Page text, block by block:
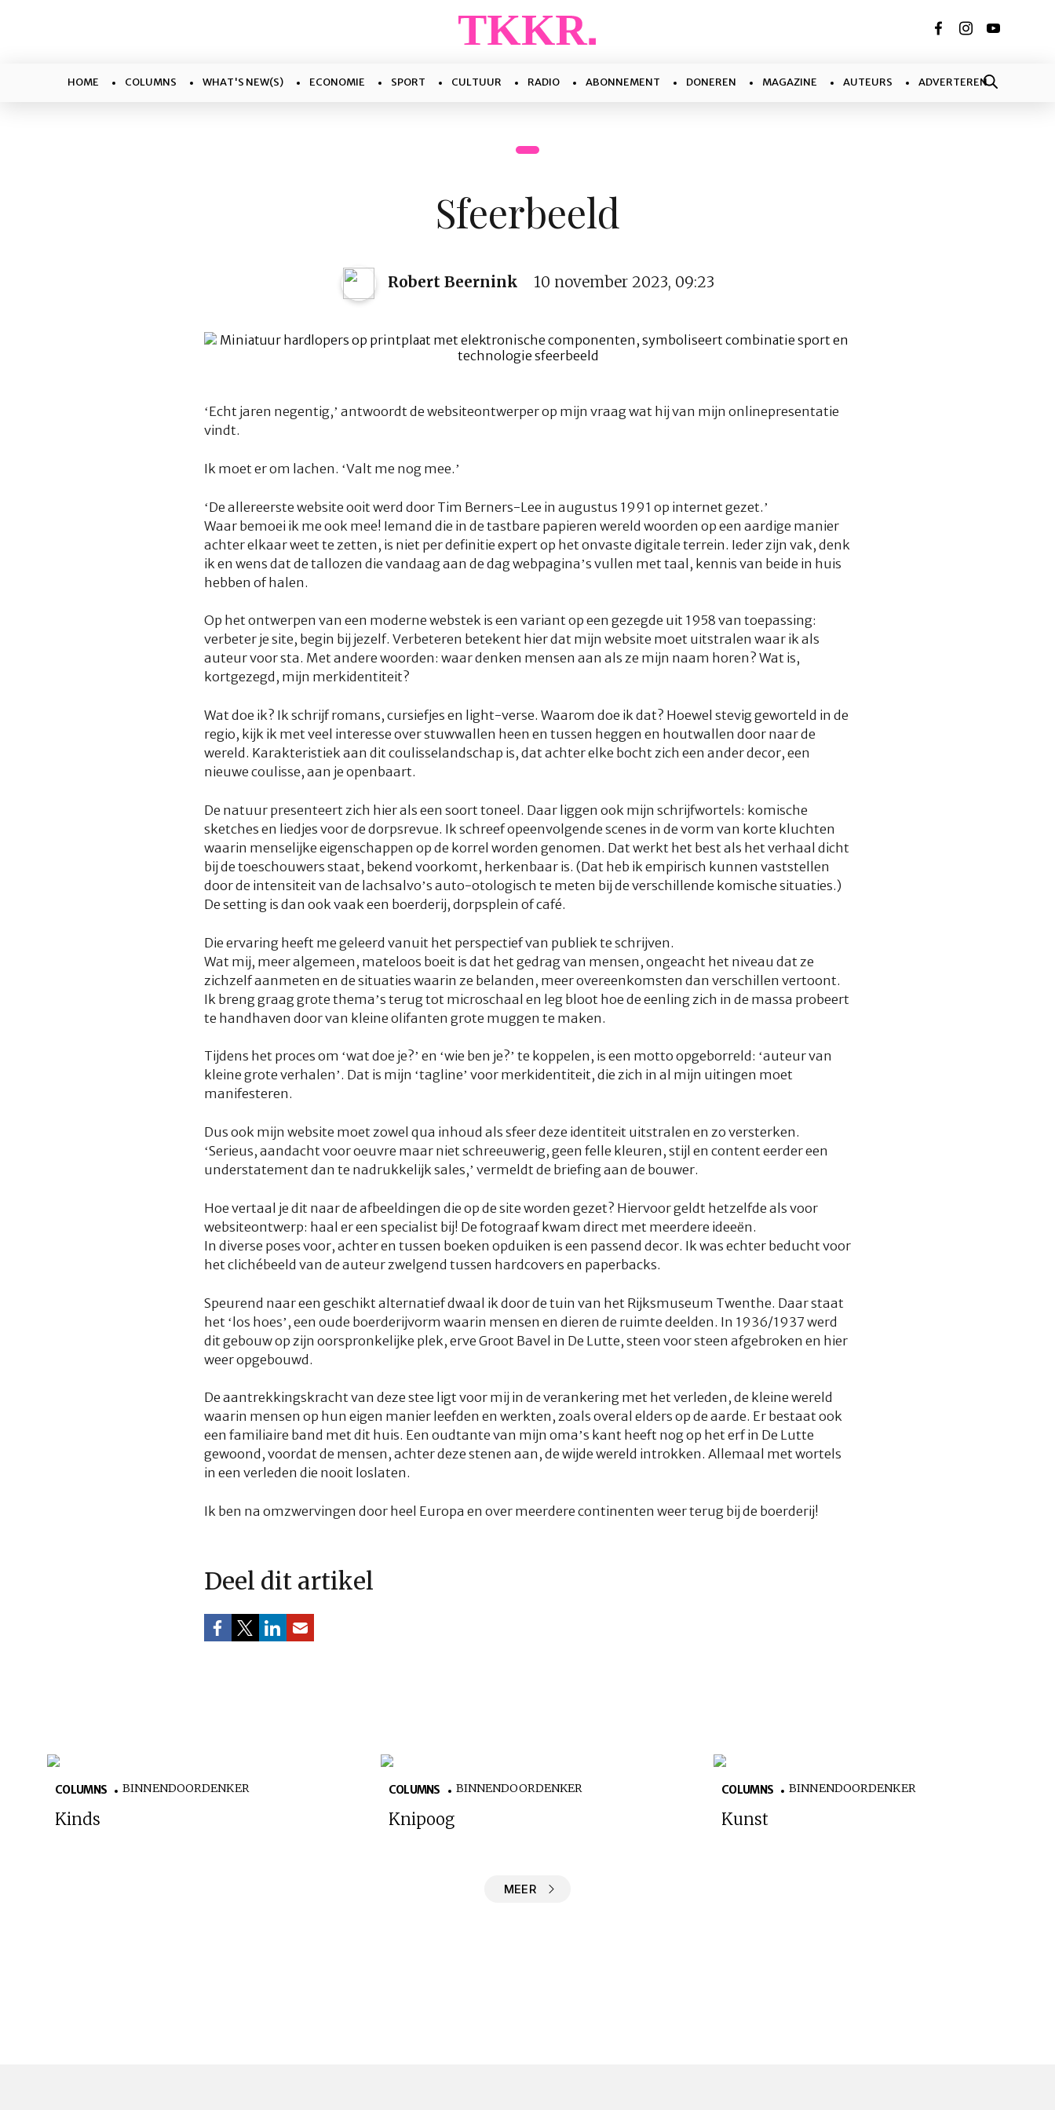
HOME COLUMNS WHAT'S NEW(S) ECONOMIE SPORT CULTUUR RADIO ABONNEMENT DONEREN MAGAZINE AUTEURS ADVERTEREN
Sfeerbeeld
Robert Beernink 10 november 2023, 09:23
‘Echt jaren negentig,’ antwoordt de websiteontwerper op mijn vraag wat hij van mijn onlinepresentatie
vindt.
Ik moet er om lachen. ‘Valt me nog mee.’
‘De allereerste website ooit werd door Tim Berners-Lee in augustus 1991 op internet gezet.’
Waar bemoei ik me ook mee! Iemand die in de tastbare papieren wereld woorden op een aardige manier
achter elkaar weet te zetten, is niet per definitie expert op het onvaste digitale terrein. Ieder zijn vak, denk
ik en wens dat de tallozen die vandaag aan de dag webpagina’s vullen met taal, kennis van beide in huis
hebben of halen.
Op het ontwerpen van een moderne webstek is een variant op een gezegde uit 1958 van toepassing:
verbeter je site, begin bij jezelf. Verbeteren betekent hier dat mijn website moet uitstralen waar ik als
auteur voor sta. Met andere woorden: waar denken mensen aan als ze mijn naam horen? Wat is,
kortgezegd, mijn merkidentiteit?
Wat doe ik? Ik schrijf romans, cursiefjes en light-verse. Waarom doe ik dat? Hoewel stevig geworteld in de
regio, kijk ik met veel interesse over stuwwallen heen en tussen heggen en houtwallen door naar de
wereld. Karakteristiek aan dit coulisselandschap is, dat achter elke bocht zich een ander decor, een
nieuwe coulisse, aan je openbaart.
De natuur presenteert zich hier als een soort toneel. Daar liggen ook mijn schrijfwortels: komische
sketches en liedjes voor de dorpsrevue. Ik schreef opeenvolgende scenes in de vorm van korte kluchten
waarin menselijke eigenschappen op de korrel worden genomen. Dat werkt het best als het verhaal dicht
bij de toeschouwers staat, bekend voorkomt, herkenbaar is. (Dat heb ik empirisch kunnen vaststellen
door de intensiteit van de lachsalvo’s auto-otologisch te meten bij de verschillende komische situaties.)
De setting is dan ook vaak een boerderij, dorpsplein of café.
Die ervaring heeft me geleerd vanuit het perspectief van publiek te schrijven.
Wat mij, meer algemeen, mateloos boeit is dat het gedrag van mensen, ongeacht het niveau dat ze
zichzelf aanmeten en de situaties waarin ze belanden, meer overeenkomsten dan verschillen vertoont.
Ik breng graag grote thema’s terug tot microschaal en leg bloot hoe de eenling zich in de massa probeert
te handhaven door van kleine olifanten grote muggen te maken.
Tijdens het proces om ‘wat doe je?’ en ‘wie ben je?’ te koppelen, is een motto opgeborreld: ‘auteur van
kleine grote verhalen’. Dat is mijn ‘tagline’ voor merkidentiteit, die zich in al mijn uitingen moet
manifesteren.
Dus ook mijn website moet zowel qua inhoud als sfeer deze identiteit uitstralen en zo versterken.
‘Serieus, aandacht voor oeuvre maar niet schreeuwerig, geen felle kleuren, stijl en content eerder een
understatement dan te nadrukkelijk sales,’ vermeldt de briefing aan de bouwer.
Hoe vertaal je dit naar de afbeeldingen die op de site worden gezet? Hiervoor geldt hetzelfde als voor
websiteontwerp: haal er een specialist bij! De fotograaf kwam direct met meerdere ideeën.
In diverse poses voor, achter en tussen boeken opduiken is een passend decor. Ik was echter beducht voor
het clichébeeld van de auteur zwelgend tussen hardcovers en paperbacks.
Speurend naar een geschikt alternatief dwaal ik door de tuin van het Rijksmuseum Twenthe. Daar staat
het ‘los hoes’, een oude boerderijvorm waarin mensen en dieren de ruimte deelden. In 1936/1937 werd
dit gebouw op zijn oorspronkelijke plek, erve Groot Bavel in De Lutte, steen voor steen afgebroken en hier
weer opgebouwd.
De aantrekkingskracht van deze stee ligt voor mij in de verankering met het verleden, de kleine wereld
waarin mensen op hun eigen manier leefden en werkten, zoals overal elders op de aarde. Er bestaat ook
een familiaire band met dit huis. Een oudtante van mijn oma’s kant heeft nog op het erf in De Lutte
gewoond, voordat de mensen, achter deze stenen aan, de wijde wereld introkken. Allemaal met wortels
in een verleden die nooit loslaten.
Ik ben na omzwervingen door heel Europa en over meerdere continenten weer terug bij de boerderij!
Deel dit artikel
COLUMNS BINNENDOORDENKER
Kinds
COLUMNS BINNENDOORDENKER
Knipoog
COLUMNS BINNENDOORDENKER
Kunst
MEER